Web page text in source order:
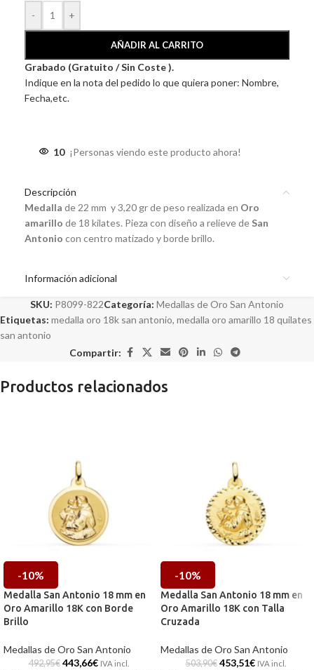
-
+
AÑADIR AL CARRITO
Grabado (Gratuito / Sin Coste ).
Indique en la nota del pedido lo que quiera poner: Nombre,
Fecha,etc.
10 ¡Personas viendo este producto ahora!
Descripción
Medalla de 22 mm y 3,20 gr de peso realizada en Oro
amarillo de 18 kilates. Pieza con diseño a relieve de San
Antonio con centro matizado y borde brillo.
Información adicional
SKU: P8099-822Categoría: Medallas de Oro San Antonio
Etiquetas: medalla oro 18k san antonio, medalla oro amarillo 18 quilates
san antonio
Compartir:
Productos relacionados
-10%
Medalla San Antonio 18 mm en
Oro Amarillo 18K con Borde
Brillo
Medallas de Oro San Antonio
492,95€ 443,66€ IVA incl.
-10%
Medalla San Antonio 18 mm en
Oro Amarillo 18K con Talla
Cruzada
Medallas de Oro San Antonio
503,90€ 453,51€ IVA incl.